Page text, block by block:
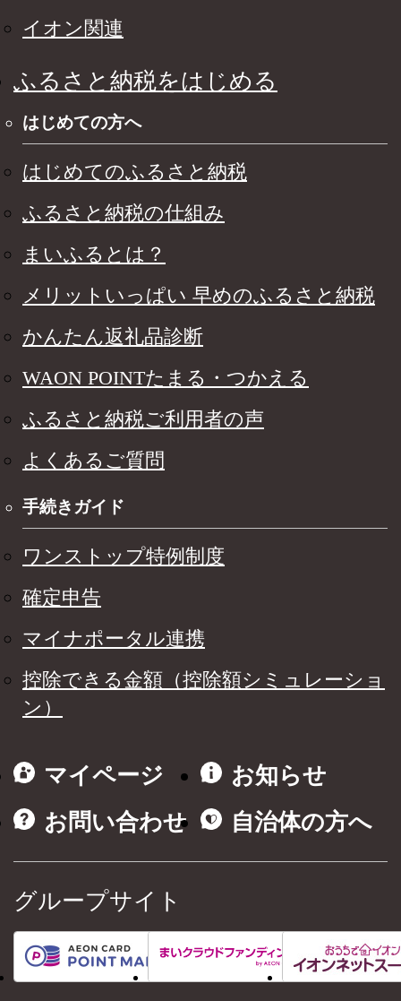
イオン関連
ふるさと納税をはじめる
はじめての方へ
はじめてのふるさと納税
ふるさと納税の仕組み
まいふるとは？
メリットいっぱい 早めのふるさと納税
かんたん返礼品診断
WAON POINTたまる・つかえる
ふるさと納税ご利用者の声
よくあるご質問
手続きガイド
ワンストップ特例制度
確定申告
マイナポータル連携
控除できる金額（控除額シミュレーショ
ン）
マイページ
お知らせ
お問い合わせ
自治体の方へ
グループサイト